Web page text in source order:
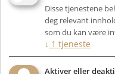
Disse tjenestene
deg relevant
som du kan være
↓ 1 tjeneste
Aktiver eller